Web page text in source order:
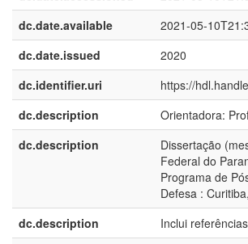
dc.date.available
2021-05-
dc.date.issued
2020
dc.identifier.uri
https://
dc.description
Orientadora:
dc.description
Dissertação
Federal do
Programa de
Defesa :
dc.description
Inclui